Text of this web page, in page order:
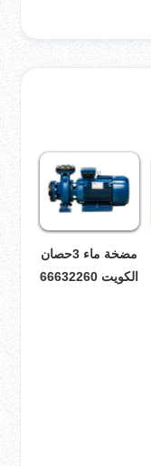
مضخة ماء 3حصان
الكويت 66632260